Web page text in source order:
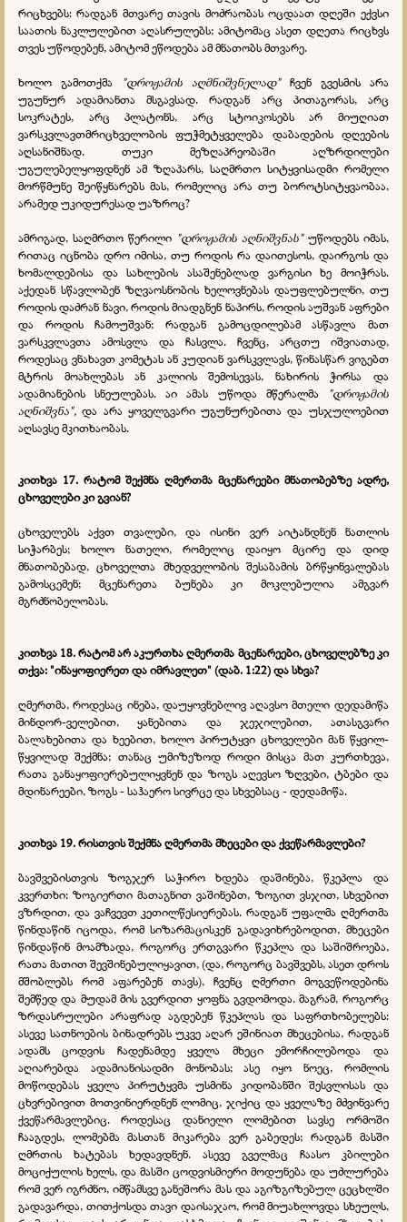
რიცხვებს: რადგან მთვარე თავის მოძრაობას ოცდაათ დღეში ექვსი
საათის ნაკლულებით აღასრულებს; ამიტომაც ასეთ დღეთა რიცხვს
თვეს უწოდებენ, ამიტომ ეწოდება ამ მნათობს მთვარე.
ხოლო გამოთქმა "დროჟამის აღმნიშვნელად" ჩვენ გვესმის არა
უგუნურ ადამიანთა მსგავსად. რადგან არც პითაგორას, არც
სოკრატეს, არც პლატონს, არც სტოიკოსებს არ მიუღიათ
ვარსკვლავთმრიცხველობის ფუჭმეტყველება დაბადების დღეების
აღსანიშნად. თუკი მეზღაპრეობაში აღზრდილები
უგულებელყოფდნენ ამ ზღაპარს, საღმრთო სიტყვისადმი რომელი
მორწმუნე შეიწყნარებს მას, რომელიც არა თუ ბოროტსიტყვაობაა,
არამედ უკიდურესად უაზროც?
ამრიგად, საღმრთო წერილი "დროჟამის აღნიშვნას" უწოდებს იმას,
რითაც იცნობა დრო იმისა, თუ როდის რა დაითესოს, დაირგოს და
ხომალდებისა და სახლების ასაშენებლად ვარგისი ხე მოიჭრას.
აქედან სწავლობენ ზღვაოსნობის ხელოვნებას დაუფლებულნი, თუ
როდის დაძრან ნავი, როდის მიადგნენ ნაპირს, როდის აუშვან აფრები
და როდის ჩამოუშვან; რადგან გამოცდილებამ ასწავლა მათ
ვარსკვლავთა ამოსვლა და ჩასვლა. ჩვენც, არცთუ იშვიათად,
როდესაც ვნახავთ კომეტას ან კუდიან ვარსკვლავს, წინასწარ ვიგებთ
მტრის მოახლებას ან კალიის შემოსევას, ნახირის ჭირსა და
ადამიანების სნეულებას. აი ამას უწოდა მწერალმა
"დროჟამის
აღნიშვნა",და არა ყოველგვარი უგუნურებითა და უსჯულოებით
აღსავსე მკითხაობას.
კითხვა 17. რატომ შექმნა ღმერთმა მცენარეები მნათობებზე ადრე,
ცხოველები კი გვიან?
ცხოველებს აქვთ თვალები, და ისინი ვერ აიტანდნენ ნათლის
სიჭარბეს; ხოლო ნათელი, რომელიც დაიყო მცირე და დიდ
მნათობებად, ცხოველთა მხედველობის შესაბამის ბრწყინვალებას
გამოსცემენ; მცენარეთა ბუნება კი მოკლებულია ამგვარ
მგრძნობელობას.
კითხვა 18. რატომ არ აკურთხა ღმერთმა მცენარეები, ცხოველებზე კი
თქვა: "ინაყოფიერეთ და იმრავლეთ" (დაბ. 1:22) და სხვა?
ღმერთმა, როდესაც ინება, დაუყოვნებლივ აღავსო მთელი დედამიწა
მინდორ-ველებით, ყანებითა და ჯეჯილებით, ათასგვარი
ბალახებითა და ხეებით, ხოლო პირუტყვი ცხოველები მან წყვილ-
წყვილად შექმნა; თანაც უმიზეზოდ როდი მისცა მათ კურთხევა,
რათა განაყოფიერებულიყვნენ და ზოგს აღევსო ზღვები, ტბები და
მდინარეები, ზოგს - საჰაერო სივრცე და სხვებსაც - დედამიწა.
კითხვა 19. რისთვის შექმნა ღმერთმა მხეცები და ქვეწარმავლები?
ბავშვებისთვის ზოგჯერ საჭირო ხდება დაშინება, წკეპლა და
კვერთხი: ზოგიერთი მათაგნით ვაშინებთ, ზოგით ვსჯით, სხვებით
ვზრდით, და ვაჩვევთ კეთილწესიერებას. რადგან უფალმა ღმერთმა
წინდაწინ იცოდა, რომ სიზარმაცისკენ გადავიხრებოდით, მხეცები
წინდაწინ მოამზადა, როგორც ერთგვარი წკეპლა და საშიშროება,
რათა მათით შევშინებულიყავით, (და, როგორც ბავშვებს, ასეთ დროს
მშობლებს რომ აფარებენ თავს), ჩვენც ღმერთი მოგვეწოდებინა
შემწედ და მუდამ მის გვერდით ყოფნა გვდომოდა. მაგრამ, როგორც
ზრდასრულები არაფრად აგდებენ წკეპლას და საფრთხობელებს:
ასევე სათნოების ბინადრებს უკვე აღარ ეშინიათ მხეცებისა, რადგან
ადამს ცოდვის ჩადენამდე ყველა მხეცი ემორჩილებოდა და
აღიარებდა ადამიანისადმი მონობას; ასე იყო ნოეც, რომლის
მოწოდებას ყველა პირუტყვმა უსმინა კიდობანში შესვლისას და
ცხვრებივით მოთვინიერდნენ ლომიც, ჯიქიც და ყველაზე მძვინვარე
ქვეწარმავლებიც. როდესაც დანიელი ლომებით სავსე ორმოში
ჩააგდეს, ლომებმა მასთან მიკარება ვერ გაბედეს; რადგან მასში
ღმრთის ხატებას ხედავდნენ. ასევე გველმაც ჩაასო კბილები
მოციქულის ხელს, და მასში ცოდვისმიერი მოდუნება და უძლურება
რომ ვერ იგრძნო, იმწამსვე განეშორა მას და აგიზგიზებულ ცეცხლში
გადავარდა, თითქოსდა თავი დაისაჯაო, რომ მიუახლოვდა სხეულს,